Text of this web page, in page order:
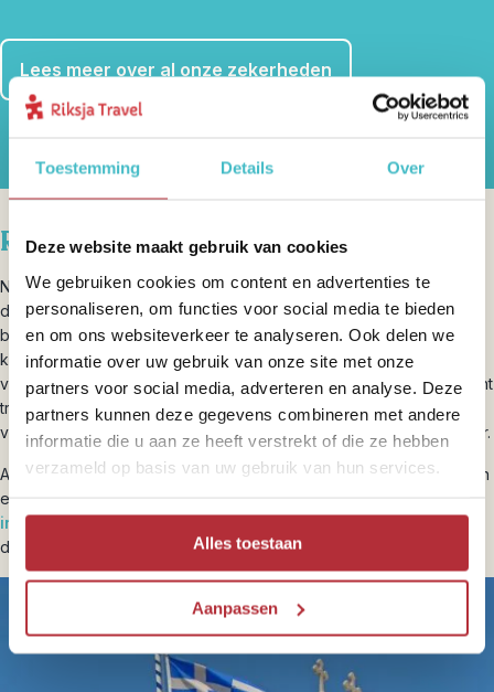
Toestemming Details Over
Deze website maakt gebruik van cookies
We gebruiken cookies om content en advertenties te
personaliseren, om functies voor social media te bieden
en om ons websiteverkeer te analyseren. Ook delen we
informatie over uw gebruik van onze site met onze
partners voor social media, adverteren en analyse. Deze
partners kunnen deze gegevens combineren met andere
informatie die u aan ze heeft verstrekt of die ze hebben
verzameld op basis van uw gebruik van hun services.
Alles toestaan
Aanpassen
Lees meer over al onze zekerheden
Riksja brengt je dichterbij
Natuurlijk laten we je de highlights van Griekenland zien, maar ook
de onontdekte parels. Zo brengen we je naar een van de mooiste
bergdorpen van de Peloponnesos, bezoek je een orthodox
klooster, verken je natuurlijk mythische ruïnes en ook rustige
vissersdorpjes. Je reist altijd individueel, zodat je je eigen plan kunt
trekken. Onze collega’s in Griekenland staan tijdens je reis 24/7
voor je klaar. Zo reis je avontuurlijk, maar sta je er nooit alleen voor.
Als Griekenland-experts, weten wij waar je in Griekenland moet zijn
en welke plekken je moet zien tijdens je vakantie. Op onze
inspiratiepagina
droomreis door Griekenland!